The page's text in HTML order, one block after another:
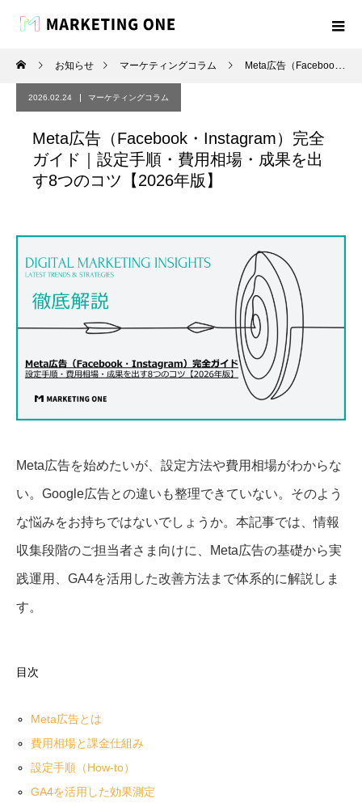
お知らせ マーケティングコラム Meta広告（Facebook・Instagram）完全ガイド｜設定手順・費用相場・成果を出す8つのコツ【2026年版】
2026.02.24 マーケティングコラム
Meta広告（Facebook・Instagram）完全
ガイド｜設定手順・費用相場・成果を出
す8つのコツ【2026年版】
Meta広告を始めたいが、設定方法や費用相場がわからな
い。Google広告との違いも整理できていない。そのよう
な悩みをお持ちではないでしょうか。本記事では、情報
収集段階のご担当者さま向けに、Meta広告の基礎から実
践運用、GA4を活用した改善方法まで体系的に解説しま
す。
目次
Meta広告とは
費用相場と課金仕組み
設定手順（How-to）
GA4を活用した効果測定